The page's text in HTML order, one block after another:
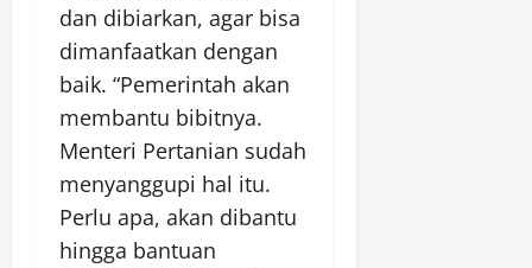
dan dibiarkan, agar bisa
dimanfaatkan dengan
baik. “Pemerintah akan
membantu bibitnya.
Menteri Pertanian sudah
menyanggupi hal itu.
Perlu apa, akan dibantu
hingga bantuan